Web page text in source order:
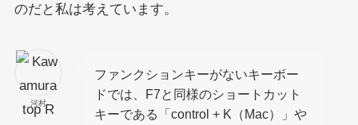
のだと私は考えています。
河村
ファンクションキーがないキーボー
ドでは、F7と同様のショートカット
キーである「control + K（Mac）」や